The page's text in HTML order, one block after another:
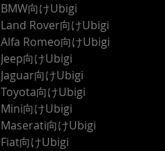
BMW向けUbigi
Land Rover向けUbigi
Alfa Romeo向けUbigi
Jeep向けUbigi
Jaguar向けUbigi
Toyota向けUbigi
Mini向けUbigi
Maserati向けUbigi
Fiat向けUbigi